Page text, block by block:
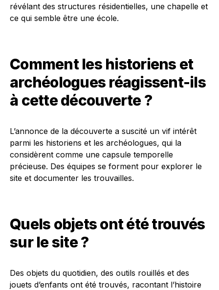
révélant des structures résidentielles, une chapelle et
ce qui semble être une école.
Comment les historiens et
archéologues réagissent-ils
à cette découverte ?
L’annonce de la découverte a suscité un vif intérêt
parmi les historiens et les archéologues, qui la
considèrent comme une capsule temporelle
précieuse. Des équipes se forment pour explorer le
site et documenter les trouvailles.
Quels objets ont été trouvés
sur le site ?
Des objets du quotidien, des outils rouillés et des
jouets d’enfants ont été trouvés, racontant l’histoire